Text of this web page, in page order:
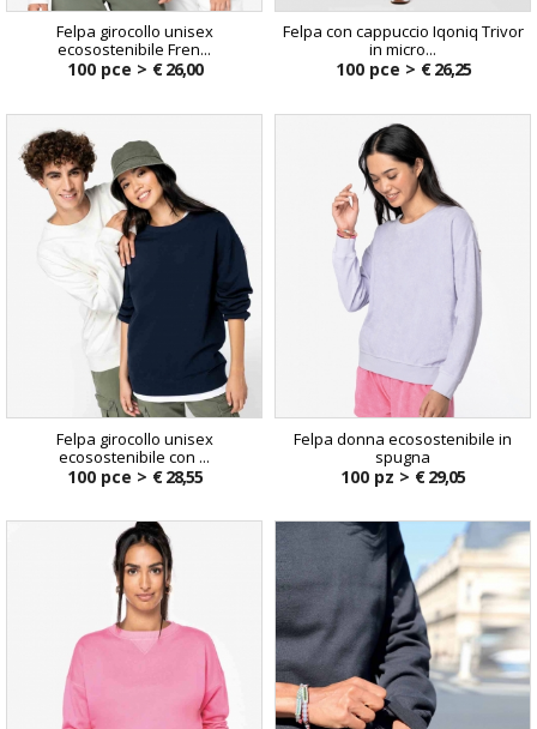
Felpa girocollo unisex
ecosostenibile Fren...
100 pce > € 26,00
Felpa con cappuccio Iqoniq Trivor
in micro...
100 pce > € 26,25
Felpa girocollo unisex
ecosostenibile con ...
100 pce > € 28,55
Felpa donna ecosostenibile in
spugna
100 pz > € 29,05